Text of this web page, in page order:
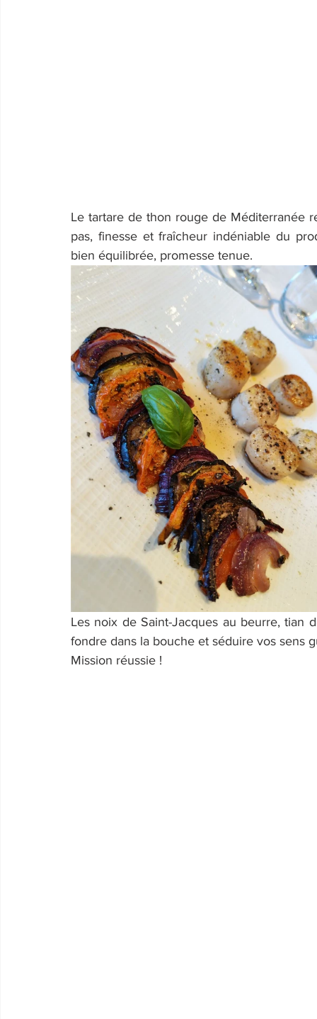
Le tartare de thon rouge de Méditerranée
pas, finesse et fraîcheur indéniable du
bien équilibrée, promesse tenue.
Les noix de Saint-Jacques au beurre, tian
fondre dans la bouche et séduire vos sens
Mission réussie !